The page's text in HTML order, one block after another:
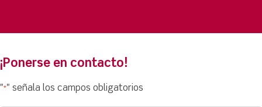
¡Ponerse en contacto!
"*" señala los campos obligatorios